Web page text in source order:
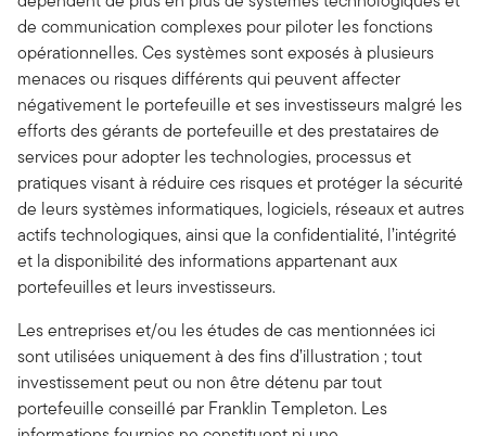
de communication complexes pour piloter les fonctions
opérationnelles. Ces systèmes sont exposés à plusieurs
menaces ou risques différents qui peuvent affecter
négativement le portefeuille et ses investisseurs malgré les
efforts des gérants de portefeuille et des prestataires de
services pour adopter les technologies, processus et
pratiques visant à réduire ces risques et protéger la sécurité
de leurs systèmes informatiques, logiciels, réseaux et autres
actifs technologiques, ainsi que la confidentialité, l’intégrité
et la disponibilité des informations appartenant aux
portefeuilles et leurs investisseurs.
Les entreprises et/ou les études de cas mentionnées ici
sont utilisées uniquement à des fins d’illustration ; tout
investissement peut ou non être détenu par tout
portefeuille conseillé par Franklin Templeton. Les